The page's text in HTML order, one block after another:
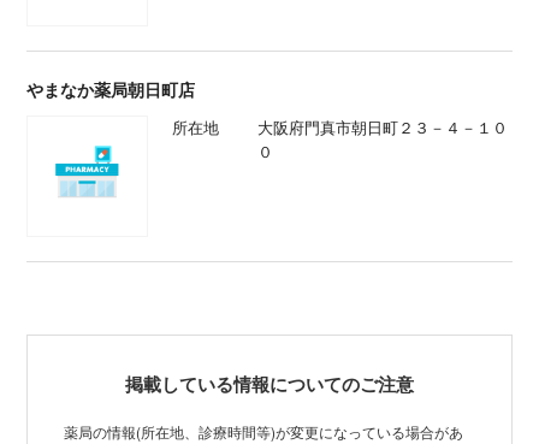
やまなか薬局朝日町店
所在地
大阪府門真市朝日町２３－４－１０
０
掲載している情報についてのご注意
薬局の情報(所在地、診療時間等)が変更になっている場合があ